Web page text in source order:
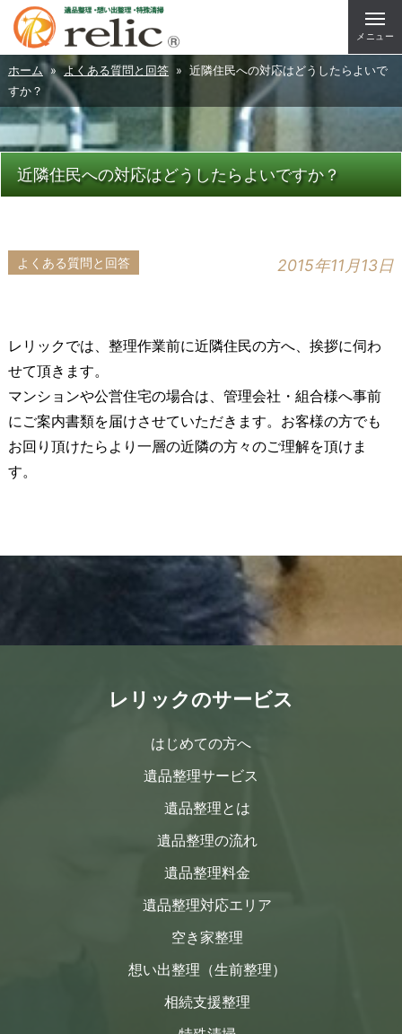
メニュー
ホーム»よくある質問と回答» 近隣住民への対応はどうしたらよいで
すか？
近隣住民への対応はどうしたらよいですか？
よくある質問と回答 2015年11月13日
レリックでは、整理作業前に近隣住民の方へ、挨拶に伺わ
せて頂きます。
マンションや公営住宅の場合は、管理会社・組合様へ事前
にご案内書類を届けさせていただきます。お客様の方でも
お回り頂けたらより一層の近隣の方々のご理解を頂けま
す。
レリックのサービス
はじめての方へ
遺品整理サービス
遺品整理とは
遺品整理の流れ
遺品整理料金
遺品整理対応エリア
空き家整理
想い出整理（生前整理）
相続支援整理